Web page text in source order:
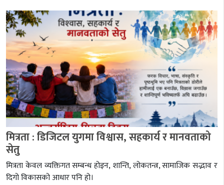
मित्रता : डिजिटल युगमा विश्वास, सहकार्य र मानवताको
सेतु
मित्रता केवल व्यक्तिगत सम्बन्ध होइन, शान्ति, लोकतन्त्र, सामाजिक सद्भाव र
दिगो विकासको आधार पनि हो।